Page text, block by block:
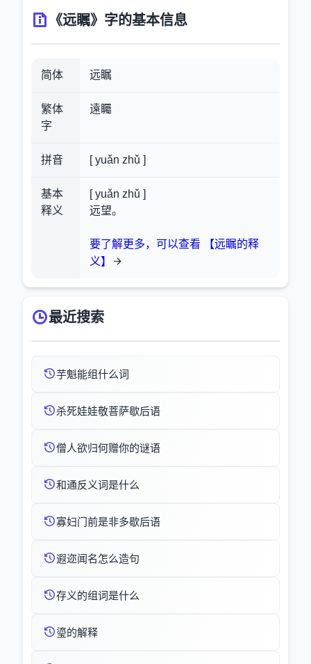
《远瞩》字的基本信息
简体 远瞩
繁体
字
遠矚
拼音 [ yuǎn zhǔ ]
基本
释义
[ yuǎn zhǔ ]
远望。
要了解更多，可以查看 【远瞩的释
义】
最近搜索
芋魁能组什么词
杀死娃娃敬菩萨歇后语
僧人欲归何赠你的谜语
和通反义词是什么
寡妇门前是非多歇后语
遐迩闻名怎么造句
存义的组词是什么
瑬的解释